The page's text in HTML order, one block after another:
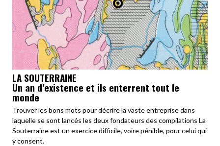
LA SOUTERRAINE
Un an d’existence et ils enterrent tout le
monde
Trouver les bons mots pour décrire la vaste entreprise dans
laquelle se sont lancés les deux fondateurs des compilations La
Souterraine est un exercice difficile, voire pénible, pour celui qui
y consent.